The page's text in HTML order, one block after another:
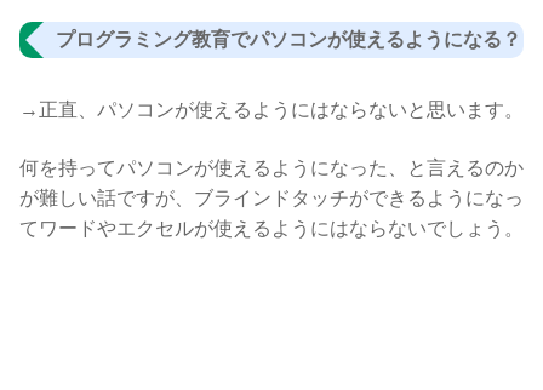
プログラミング教育でパソコンが使えるようになる？
→正直、パソコンが使えるようにはならないと思います。
何を持ってパソコンが使えるようになった、と言えるのか
が難しい話ですが、ブラインドタッチができるようになっ
てワードやエクセルが使えるようにはならないでしょう。